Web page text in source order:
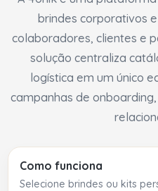
brindes corporativos
colaboradores, clientes e
solução centraliza
logística em um único
campanhas de
Como funciona
Selecione brindes ou kits